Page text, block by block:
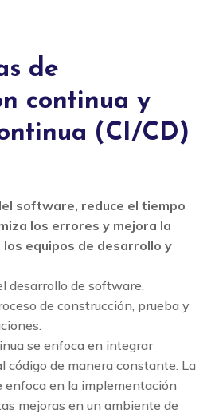
de
continua y
(CI/CD)
software, reduce el tiempo
los errores y mejora la
equipos de desarrollo y
desarrollo de software,
de construcción, prueba y
se enfoca en integrar
código de manera constante. La
enfoca en la implementación
mejoras en un ambiente de